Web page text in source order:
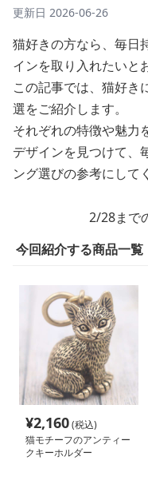
更新日 2026-06-26
猫好きの方なら、毎日
インを取り入れたいと
この記事では、猫好き
選をご紹介します。
それぞれの特徴や魅力
デザインを見つけて、
ング選びの参考にして
2/28まで
今回紹介する商品一覧
¥2,160(税込)
猫モチーフのアンティー
クキーホルダー